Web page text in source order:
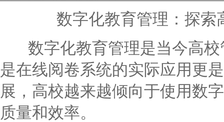
数字化教育管理：探索
数字化教育管理是当今高校
是在线阅卷系统的实际应用更
展，高校越来越倾向于使用数
质量和效率。